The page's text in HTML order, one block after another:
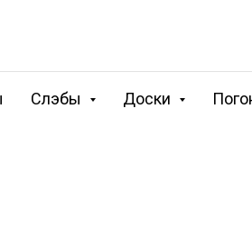
Слэбы Доски